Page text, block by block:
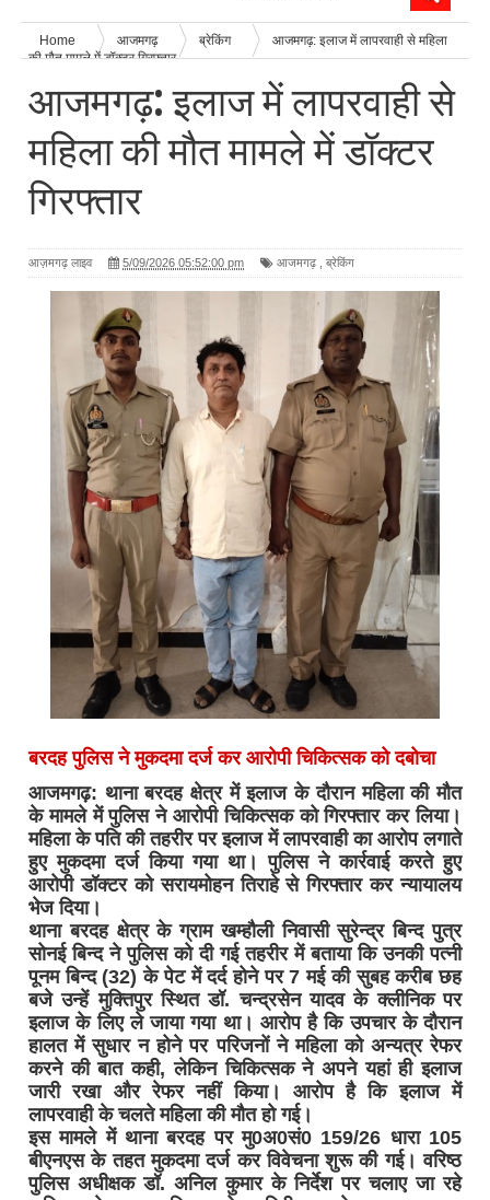
Home आजमगढ़ ब्रेकिंग
आजमगढ़: इलाज में लापरवाही से महिला
की मौत मामले में डॉक्टर गिरफ्तार
आजमगढ़: इलाज में लापरवाही से
महिला की मौत मामले में डॉक्टर
गिरफ्तार
आज़मगढ़ लाइव 5/09/2026 05:52:00 pm आजमगढ़ ब्रेकिंग
बरदह पुलिस ने मुकदमा दर्ज कर आरोपी चिकित्सक को दबोचा
आजमगढ़: थाना बरदह क्षेत्र में इलाज के दौरान महिला की मौत
के मामले में पुलिस ने आरोपी चिकित्सक को गिरफ्तार कर लिया।
महिला के पति की तहरीर पर इलाज में लापरवाही का आरोप लगाते
हुए मुकदमा दर्ज किया गया था। पुलिस ने कार्रवाई करते हुए
आरोपी डॉक्टर को सरायमोहन तिराहे से गिरफ्तार कर न्यायालय
भेज दिया।
थाना बरदह क्षेत्र के ग्राम खम्हौली निवासी सुरेन्द्र बिन्द पुत्र
सोनई बिन्द ने पुलिस को दी गई तहरीर में बताया कि उनकी पत्नी
पूनम बिन्द (32) के पेट में दर्द होने पर 7 मई की सुबह करीब छह
बजे उन्हें मुक्तिपुर स्थित डॉ. चन्द्रसेन यादव के क्लीनिक पर
इलाज के लिए ले जाया गया था। आरोप है कि उपचार के दौरान
हालत में सुधार न होने पर परिजनों ने महिला को अन्यत्र रेफर
करने की बात कही, लेकिन चिकित्सक ने अपने यहां ही इलाज
जारी रखा और रेफर नहीं किया। आरोप है कि इलाज में
लापरवाही के चलते महिला की मौत हो गई।
इस मामले में थाना बरदह पर मु0अ0सं0 159/26 धारा 105
बीएनएस के तहत मुकदमा दर्ज कर विवेचना शुरू की गई। वरिष्ठ
पुलिस अधीक्षक डॉ. अनिल कुमार के निर्देश पर चलाए जा रहे